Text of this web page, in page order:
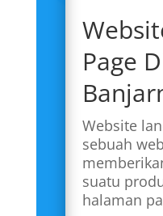
Page
Website
sebuah
suatu
halaman